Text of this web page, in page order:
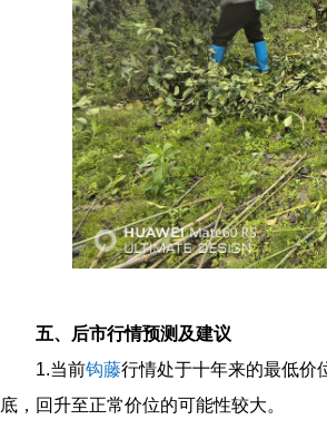
五、后市行情预测及建议
1.当前钩藤行情处于十年来的最低价
底，回升至正常价位的可能性较大。